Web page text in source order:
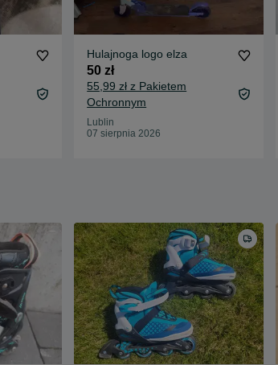
Hulajnoga logo elza
50 zł
55,99 zł z Pakietem
Ochronnym
Lublin
07 sierpnia 2026